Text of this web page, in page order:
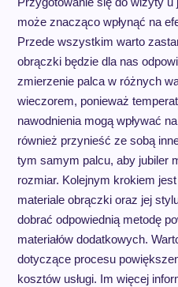
może znacząco wpłynąć na
Przede wszystkim warto
obrączki będzie dla nas
zmierzenie palca w różnych
wieczorem, ponieważ
nawodnienia mogą wpływać
również przynieść ze sobą
tym samym palcu, aby jubiler
rozmiar. Kolejnym krokiem
materiale obrączki oraz jej
dobrać odpowiednią metodę
materiałów dodatkowych.
dotyczące procesu
kosztów usługi. Im więcej